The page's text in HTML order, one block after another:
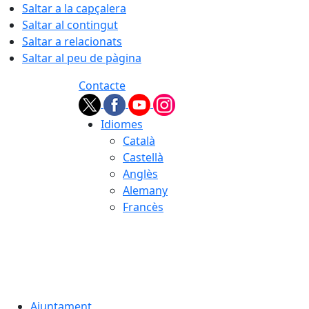
Saltar a la capçalera
Saltar al contingut
Saltar a relacionats
Saltar al peu de pàgina
Contacte
Idiomes
Català
Castellà
Anglès
Alemany
Francès